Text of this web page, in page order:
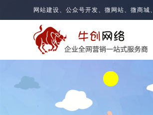
网站建设、公众号开发、微网站、微商城